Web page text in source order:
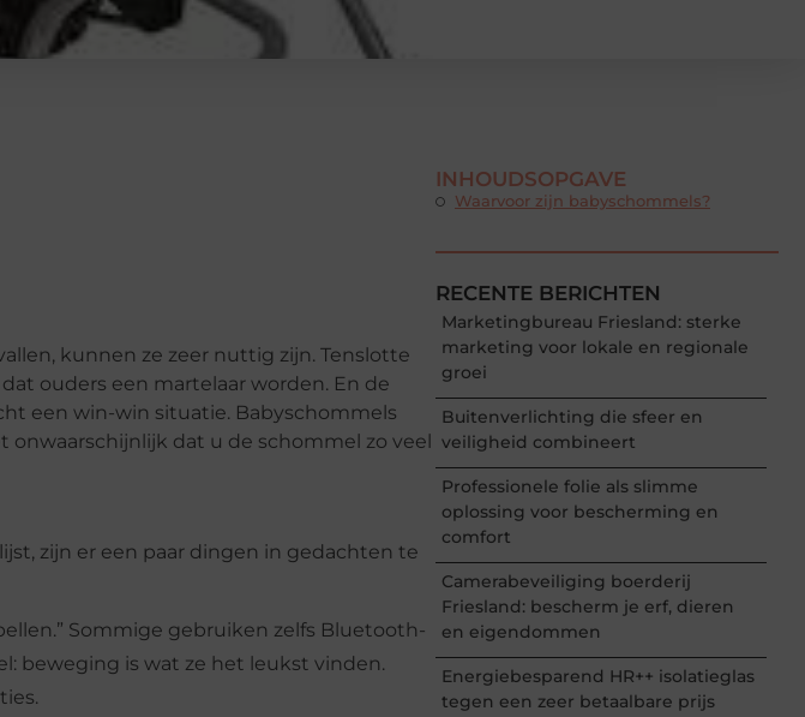
kunnen ze zeer nuttig zijn. Tenslotte
ouders een martelaar worden. En de
een win-win situatie. Babyschommels
dat u de schommel zo veel
zijn er een paar dingen in gedachten te
Sommige gebruiken zelfs Bluetooth-
beweging is wat ze het leukst vinden.
INHOUDSOPGAVE
Waarvoor zijn babyschommels?
RECENTE BERICHTEN
Marketingbureau Friesland: sterke
marketing voor lokale en regionale
groei
Buitenverlichting die sfeer en
veiligheid combineert
Professionele folie als slimme
oplossing voor bescherming en
comfort
Camerabeveiliging boerderij
Friesland: bescherm je erf, dieren
en eigendommen
Energiebesparend HR++ isolatieglas
tegen een zeer betaalbare prijs